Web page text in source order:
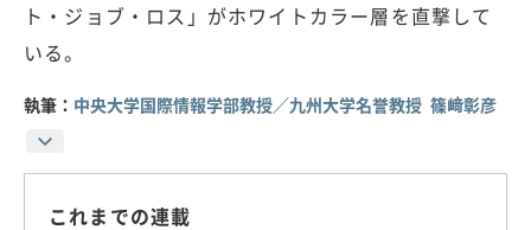
ト・ジョブ・ロス」がホワイトカラー層を直撃して
いる。
執筆： 中央大学国際情報学部教授／九州大学名誉教授 篠﨑彰彦
これまでの連載